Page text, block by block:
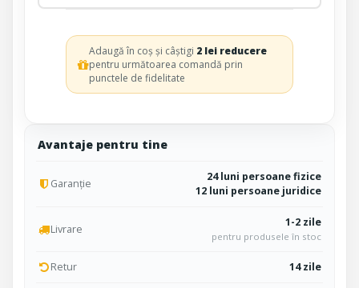
Avantaje pentru tine
Garanție
24 luni persoane fizice
12 luni persoane juridice
Livrare 1-2 zile
pentru produsele în stoc
Retur 14 zile
Adaugă în coș și câștigi 2 lei reducere
pentru următoarea comandă prin
punctele de fidelitate